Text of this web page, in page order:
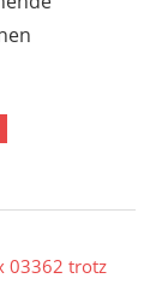
03362 trotz